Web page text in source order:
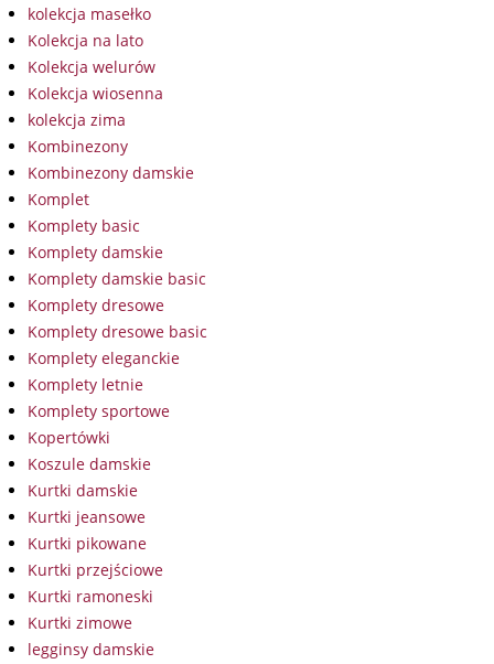
kolekcja masełko
Kolekcja na lato
Kolekcja welurów
Kolekcja wiosenna
kolekcja zima
Kombinezony
Kombinezony damskie
Komplet
Komplety basic
Komplety damskie
Komplety damskie basic
Komplety dresowe
Komplety dresowe basic
Komplety eleganckie
Komplety letnie
Komplety sportowe
Kopertówki
Koszule damskie
Kurtki damskie
Kurtki jeansowe
Kurtki pikowane
Kurtki przejściowe
Kurtki ramoneski
Kurtki zimowe
legginsy damskie